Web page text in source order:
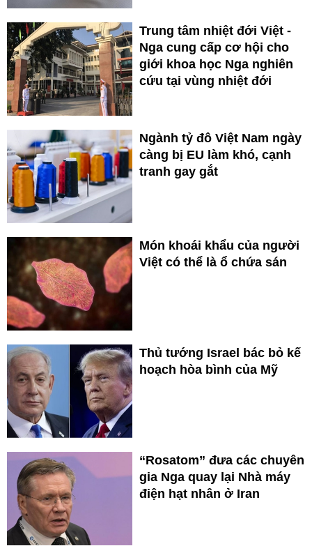
Trung tâm nhiệt đới Việt -
Nga cung cấp cơ hội cho
giới khoa học Nga nghiên
cứu tại vùng nhiệt đới
Ngành tỷ đô Việt Nam ngày
càng bị EU làm khó, cạnh
tranh gay gắt
Món khoái khẩu của người
Việt có thể là ổ chứa sán
Thủ tướng Israel bác bỏ kế
hoạch hòa bình của Mỹ
“Rosatom” đưa các chuyên
gia Nga quay lại Nhà máy
điện hạt nhân ở Iran